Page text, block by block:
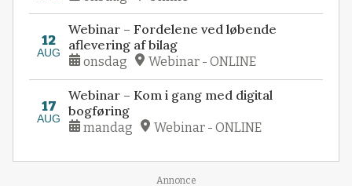
12 InterCount kursus Online
onsdag Online
AUG
Webinar – Fordelene ved løbende
onsdag Webinar - ONLINE
Webinar – Kom i gang med digital
mandag Webinar - ONLINE